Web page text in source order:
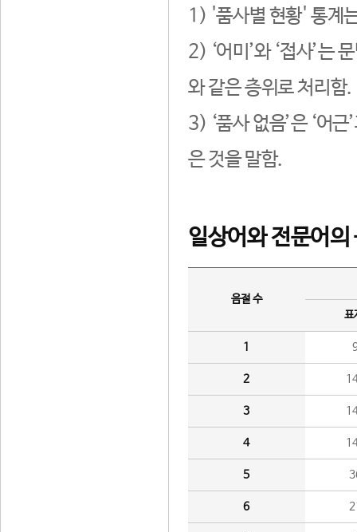
1) '품사별 현황' 통계
2) ‘어미’와 ‘접사’는
와 같은 층위로 처리함.
3) ‘품사 없음’은 ‘어
은 것을 말함.
일상어와 전문어의
음절 수
표
1
2
3
4
5
6